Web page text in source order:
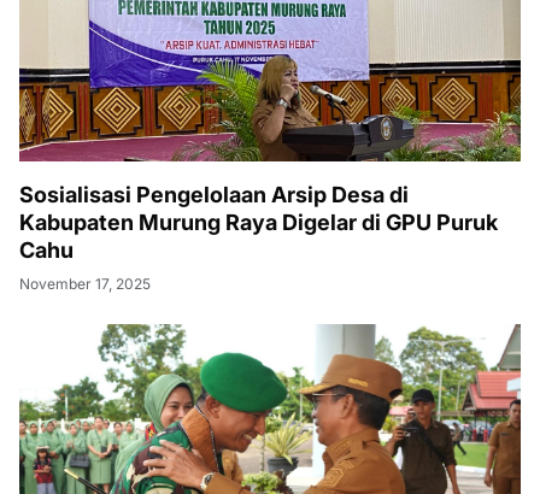
Sosialisasi Pengelolaan Arsip Desa di
Kabupaten Murung Raya Digelar di GPU Puruk
Cahu
November 17, 2025